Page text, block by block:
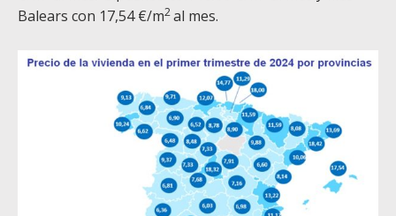
Balears con 17,54 €/m2al mes.